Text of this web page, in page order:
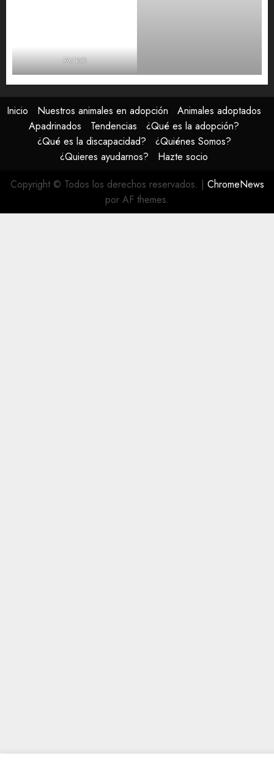
FATRO
Inicio Nuestros animales en adopción
Animales adoptados
Apadrinados
Tendencias
¿Qué es la adopción?
¿Qué es la discapacidad?
¿Quiénes Somos?
¿Quieres ayudarnos?
Hazte socio
Copyright © Todos los derechos reservados. | ChromeNews
por AF themes.